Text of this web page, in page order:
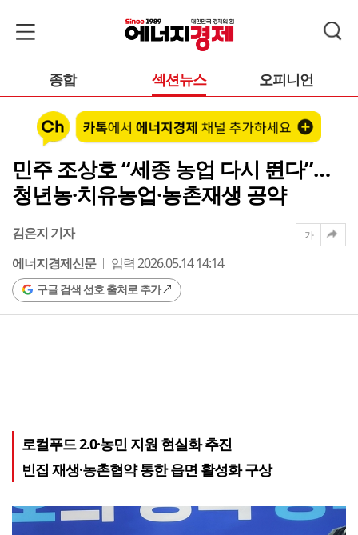
종합 섹션뉴스 오피니언
민주 조상호 “세종 농업 다시 뛴다”…
청년농·치유농업·농촌재생 공약
김은지 기자
에너지경제신문
입력 2026.05.14 14:14
구글 검색 선호 출처로 추가
가
로컬푸드 2.0·농민 지원 현실화 추진
빈집 재생·농촌협약 통한 읍면 활성화 구상